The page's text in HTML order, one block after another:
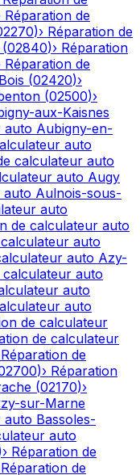
Réparation de
)› Réparation de
(02840)› Réparation
Réparation de
(02420)›
(02500)›
aux-Kaisnes
auto Aubigny-en-
auto
calculateur auto
auto Augy
auto Aulnois-sous-
auto
de calculateur auto
auto
auto Azy-
calculateur auto
auto
auto
de calculateur
de calculateur
Réparation de
)› Réparation
(02170)›
sur-Marne
auto Bassoles-
auto
› Réparation de
Réparation de